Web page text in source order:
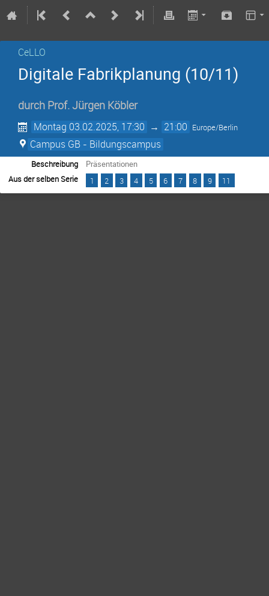
CeLLO
Digitale Fabrikplanung (10/11)
durch Prof.Jürgen Köbler
Montag 03.02.2025, 17:30 → 21:00 Europe/Berlin
Campus GB - Bildungscampus
Beschreibung
Präsentationen
Aus der selben Serie
1 2 3 4 5 6 7 8 9 11